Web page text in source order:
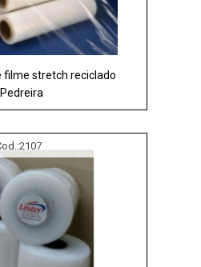
filme stretch reciclado
Pedreira
2107